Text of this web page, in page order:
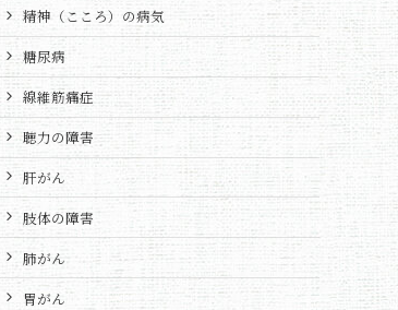
精神（こころ）の病気
糖尿病
線維筋痛症
聴力の障害
肝がん
肢体の障害
肺がん
胃がん